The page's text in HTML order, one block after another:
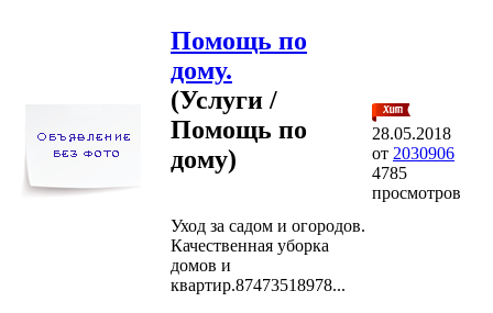
Помощь по
дому.
(Услуги /
Помощь по
дому)
Уход за садом и огородов.
Качественная уборка
домов и
квартир.87473518978...
28.05.2018
от 2030906
4785
просмотров